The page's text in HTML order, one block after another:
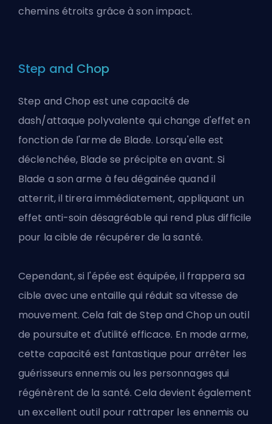
chemins étroits grâce à son impact.
Step and Chop
Step and Chop est une capacité de
dash/attaque polyvalente qui change d'effet en
fonction de l'arme de Blade. Lorsqu'elle est
déclenchée, Blade se précipite en avant. Si
Blade a son arme à feu dégainée quand il
atterrit, il tirera immédiatement, appliquant un
effet anti-soin désagréable qui rend plus difficile
pour la cible de récupérer de la santé.
Cependant, si l'épée est équipée, il frappera sa
cible avec une entaille qui réduit sa vitesse de
mouvement. Cela fait de Step and Chop un outil
de poursuite et d'utilité efficace. En mode arme,
cette capacité est fantastique pour arrêter les
guérisseurs ennemis ou les personnages qui
régénèrent de la santé. Cela devient également
un excellent outil pour rattraper les ennemis ou